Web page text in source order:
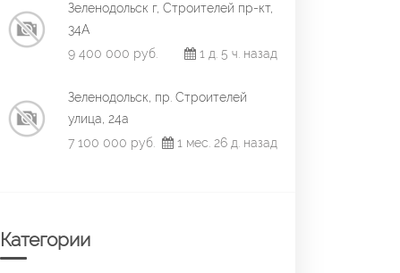
Зеленодольск г, Строителей пр-кт,
34А
9 400 000 руб.
1 д. 5 ч. назад
Зеленодольск, пр. Строителей
улица, 24а
7 100 000 руб.
1 мес. 26 д. назад
Категории